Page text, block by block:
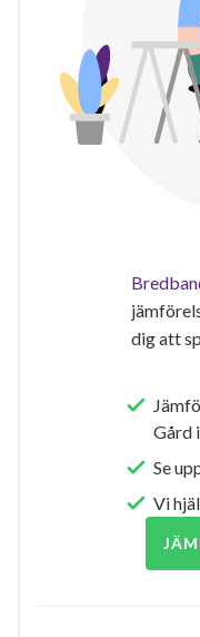
dig att
Gård
Se
Vi